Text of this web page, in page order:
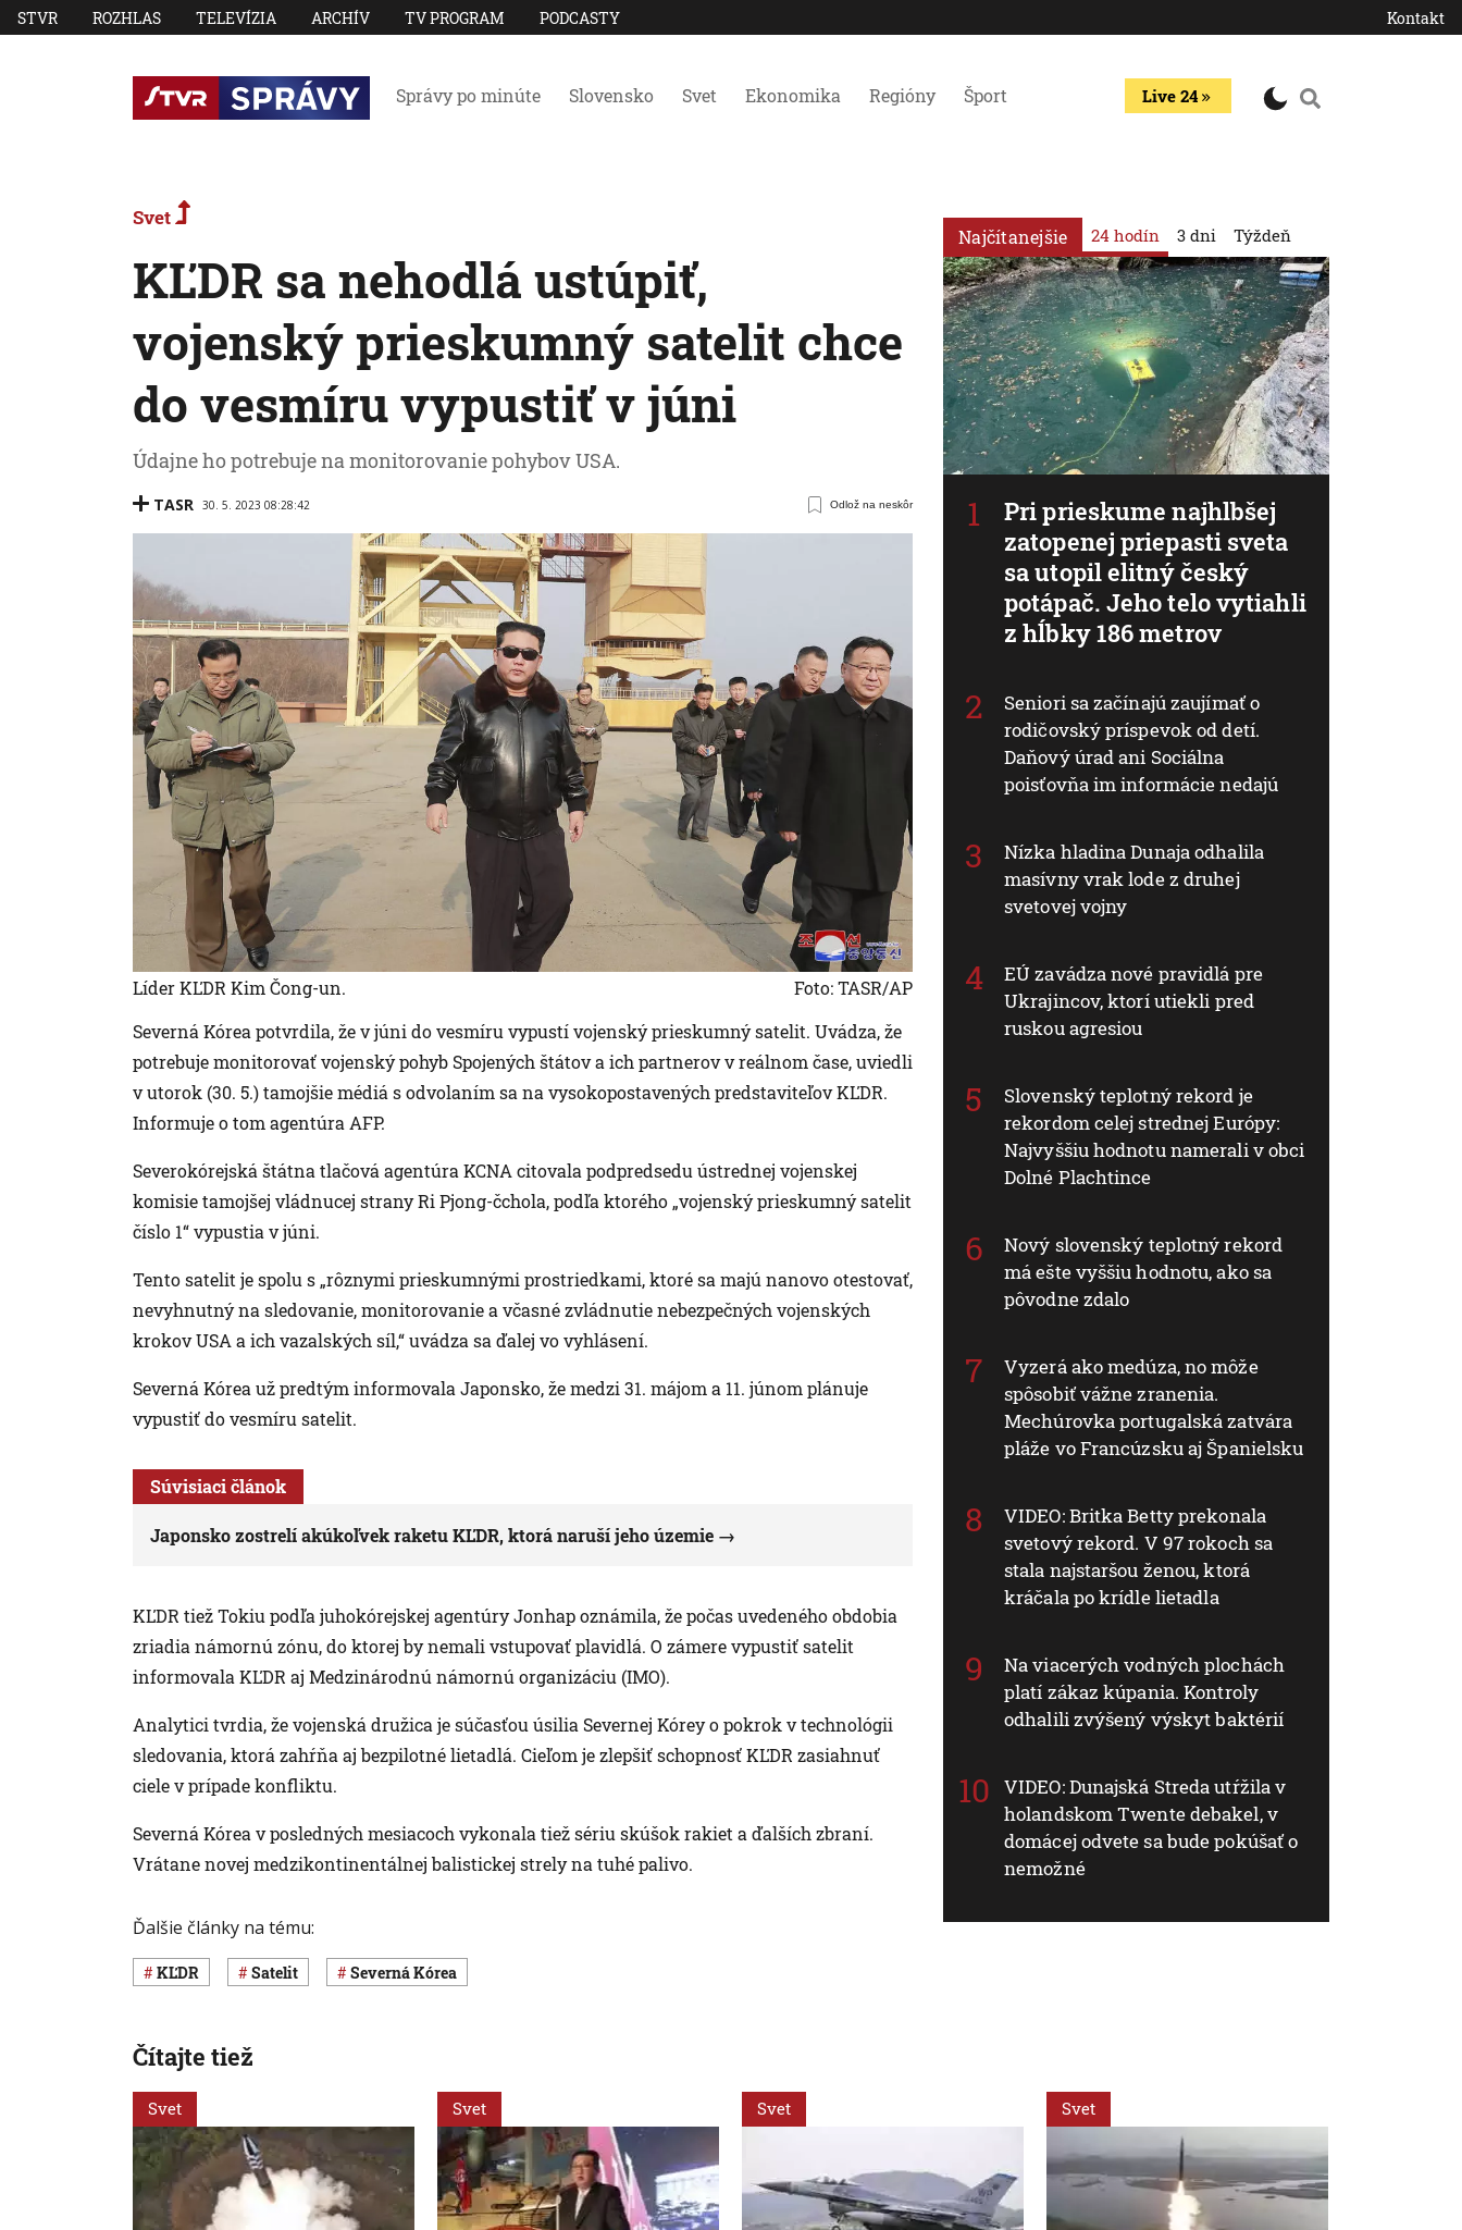
STVR ROZHLAS TELEVÍZIA ARCHÍV TV PROGRAM PODCASTY Kontakt
Správy po minúte Slovensko Svet Ekonomika Regióny Šport Live 24
Svet
KĽDR sa nehodlá ustúpiť,
vojenský prieskumný satelit chce
do vesmíru vypustiť v júni
Údajne ho potrebuje na monitorovanie pohybov USA.
TASR 30. 5. 2023 08:28:42 Odlož na neskôr
Líder KĽDR Kim Čong-un.
Foto: TASR/AP
Severná Kórea potvrdila, že v júni do vesmíru vypustí vojenský prieskumný satelit. Uvádza, že
potrebuje monitorovať vojenský pohyb Spojených štátov a ich partnerov v reálnom čase, uviedli
v utorok (30. 5.) tamojšie médiá s odvolaním sa na vysokopostavených predstaviteľov KĽDR.
Informuje o tom agentúra AFP.
Severokórejská štátna tlačová agentúra KCNA citovala podpredsedu ústrednej vojenskej
komisie tamojšej vládnucej strany Ri Pjong-čchola, podľa ktorého „vojenský prieskumný satelit
číslo 1“ vypustia v júni.
Tento satelit je spolu s „rôznymi prieskumnými prostriedkami, ktoré sa majú nanovo otestovať,
nevyhnutný na sledovanie, monitorovanie a včasné zvládnutie nebezpečných vojenských
krokov USA a ich vazalských síl,“ uvádza sa ďalej vo vyhlásení.
Severná Kórea už predtým informovala Japonsko, že medzi 31. májom a 11. júnom plánuje
vypustiť do vesmíru satelit.
Súvisiaci článok
Japonsko zostrelí akúkoľvek raketu KĽDR, ktorá naruší jeho územie
KĽDR tiež Tokiu podľa juhokórejskej agentúry Jonhap oznámila, že počas uvedeného obdobia
zriadia námornú zónu, do ktorej by nemali vstupovať plavidlá. O zámere vypustiť satelit
informovala KĽDR aj Medzinárodnú námornú organizáciu (IMO).
Analytici tvrdia, že vojenská družica je súčasťou úsilia Severnej Kórey o pokrok v technológii
sledovania, ktorá zahŕňa aj bezpilotné lietadlá. Cieľom je zlepšiť schopnosť KĽDR zasiahnuť
ciele v prípade konfliktu.
Severná Kórea v posledných mesiacoch vykonala tiež sériu skúšok rakiet a ďalších zbraní.
Vrátane novej medzikontinentálnej balistickej strely na tuhé palivo.
Ďalšie články na tému:
KĽDR satelit Severná Kórea
Najčítanejšie 24 hodín
Pri prieskume najhlbšej
zatopenej priepasti sveta
sa utopil elitný český
potápač. Jeho telo vytiahli
z hĺbky 186 metrov
Seniori sa začínajú zaujímať o
rodičovský príspevok od detí.
Daňový úrad ani Sociálna
poisťovňa im informácie nedajú
Nízka hladina Dunaja odhalila
masívny vrak lode z druhej
svetovej vojny
EÚ zavádza nové pravidlá pre
Ukrajincov, ktorí utiekli pred
ruskou agresiou
Slovenský teplotný rekord je
rekordom celej strednej Európy:
Najvyššiu hodnotu namerali v obci
Dolné Plachtince
Nový slovenský teplotný rekord
má ešte vyššiu hodnotu, ako sa
pôvodne zdalo
Vyzerá ako medúza, no môže
spôsobiť vážne zranenia.
Mechúrovka portugalská zatvára
pláže vo Francúzsku aj Španielsku
VIDEO: Britka Betty prekonala
svetový rekord. V 97 rokoch sa
stala najstaršou ženou, ktorá
kráčala po krídle lietadla
Na viacerých vodných plochách
platí zákaz kúpania. Kontroly
odhalili zvýšený výskyt baktérií
VIDEO: Dunajská Streda utŕžila v
holandskom Twente debakel, v
domácej odvete sa bude pokúšať o
nemožné
3 dni Týždeň
Čítajte tiež
Svet Svet Svet Svet